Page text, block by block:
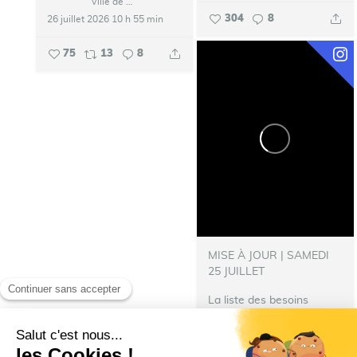
304 8
26 juillet 2026 10 h 55 min
75 13 8
MISE À JOUR | SAMEDI
25 JUILLET
La liste des besoins
s’allonge !
besoin de nourriture pour
les repas des pompiers